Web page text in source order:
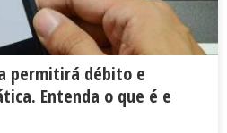
permitirá débito e
Entenda o que é e